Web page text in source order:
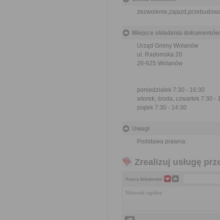
Miejsce składania dokumentów
Urząd Gminy Wolanów
ul. Radomska 20
26-625 Wolanów
poniedziałek 7:30 - 16:30
wtorek, środa, czwartek 7:30 -
piątek 7:30 - 14:30
Uwagi
Podstawa prawna:
Zrealizuj usługę
Nazwa dokumentu
Wniosek ogólny